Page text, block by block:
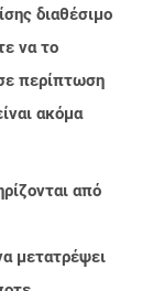
διαθέσιμο
να το
περίπτωση
ακόμα
από
μετατρέψει